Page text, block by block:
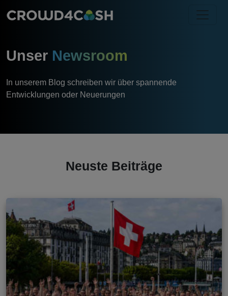
Unser Newsroom
In unserem Blog schreiben wir über spannende
Entwicklungen oder Neuerungen
Neuste Beiträge